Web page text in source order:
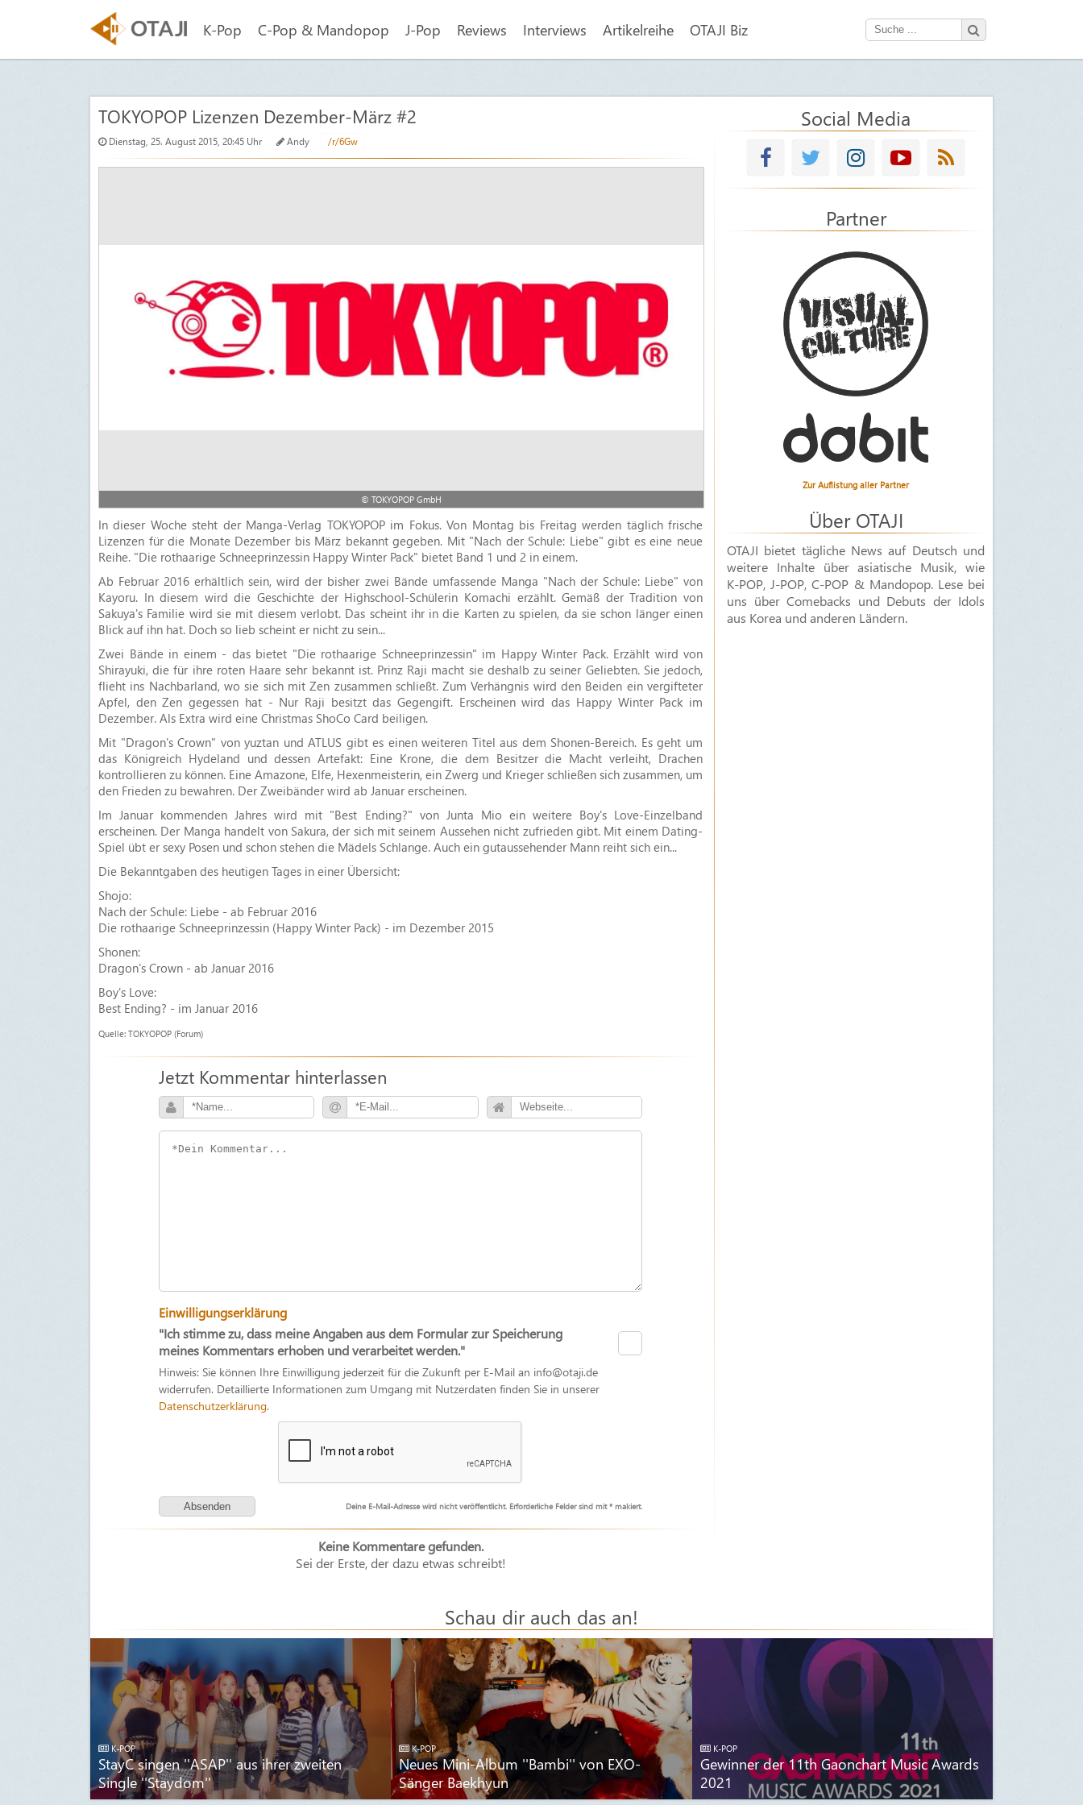
K-Pop C-Pop & Mandopop J-Pop Reviews Interviews Artikelreihe OTAJI Biz
TOKYOPOP Lizenzen Dezember-März #2
Dienstag, 25. August 2015, 20:45 Uhr Andy /r/6Gw
© TOKYOPOP GmbH
In dieser Woche steht der Manga-Verlag TOKYOPOP im Fokus. Von Montag bis Freitag werden täglich frische
Lizenzen für die Monate Dezember bis März bekannt gegeben. Mit "Nach der Schule: Liebe" gibt es eine neue
Reihe. "Die rothaarige Schneeprinzessin Happy Winter Pack" bietet Band 1 und 2 in einem.
Ab Februar 2016 erhältlich sein, wird der bisher zwei Bände umfassende Manga "Nach der Schule: Liebe" von
Kayoru. In diesem wird die Geschichte der Highschool-Schülerin Komachi erzählt. Gemäß der Tradition von
Sakuya's Familie wird sie mit diesem verlobt. Das scheint ihr in die Karten zu spielen, da sie schon länger einen
Blick auf ihn hat. Doch so lieb scheint er nicht zu sein...
Zwei Bände in einem - das bietet "Die rothaarige Schneeprinzessin" im Happy Winter Pack. Erzählt wird von
Shirayuki, die für ihre roten Haare sehr bekannt ist. Prinz Raji macht sie deshalb zu seiner Geliebten. Sie jedoch,
flieht ins Nachbarland, wo sie sich mit Zen zusammen schließt. Zum Verhängnis wird den Beiden ein vergifteter
Apfel, den Zen gegessen hat - Nur Raji besitzt das Gegengift. Erscheinen wird das Happy Winter Pack im
Dezember. Als Extra wird eine Christmas ShoCo Card beiligen.
Mit "Dragon's Crown" von yuztan und ATLUS gibt es einen weiteren Titel aus dem Shonen-Bereich. Es geht um
das Königreich Hydeland und dessen Artefakt: Eine Krone, die dem Besitzer die Macht verleiht, Drachen
kontrollieren zu können. Eine Amazone, Elfe, Hexenmeisterin, ein Zwerg und Krieger schließen sich zusammen, um
den Frieden zu bewahren. Der Zweibänder wird ab Januar erscheinen.
Im Januar kommenden Jahres wird mit "Best Ending?" von Junta Mio ein weitere Boy's Love-Einzelband
erscheinen. Der Manga handelt von Sakura, der sich mit seinem Aussehen nicht zufrieden gibt. Mit einem Dating-
Spiel übt er sexy Posen und schon stehen die Mädels Schlange. Auch ein gutaussehender Mann reiht sich ein...
Die Bekanntgaben des heutigen Tages in einer Übersicht:
Shojo:
Nach der Schule: Liebe - ab Februar 2016
Die rothaarige Schneeprinzessin (Happy Winter Pack) - im Dezember 2015
Shonen:
Dragon's Crown - ab Januar 2016
Boy's Love:
Best Ending? - im Januar 2016
Quelle: TOKYOPOP (Forum)
Jetzt Kommentar hinterlassen
Einwilligungserklärung
"Ich stimme zu, dass meine Angaben aus dem Formular zur Speicherung
meines Kommentars erhoben und verarbeitet werden."
Hinweis: Sie können Ihre Einwilligung jederzeit für die Zukunft per E-Mail an info@otaji.de
widerrufen. Detaillierte Informationen zum Umgang mit Nutzerdaten finden Sie in unserer
Datenschutzerklärung.
Deine E-Mail-Adresse wird nicht veröffentlicht. Erforderliche Felder sind mit * makiert.
Keine Kommentare gefunden.
Sei der Erste, der dazu etwas schreibt!
Social Media
Partner
Zur Auflistung aller Partner
Über OTAJI
OTAJI bietet tägliche News auf Deutsch und
weitere Inhalte über asiatische Musik, wie
K-POP, J-POP,C-POP & Mandopop. Lese bei
uns über Comebacks und Debuts der Idols
aus Korea und anderen Ländern.
Schau dir auch das an!
K-POP
StayC singen ''ASAP'' aus ihrer zweiten
Single ''Staydom''
K-POP
Neues Mini-Album ''Bambi'' von EXO-
Sänger Baekhyun
K-POP
Gewinner der 11th Gaonchart Music Awards
2021